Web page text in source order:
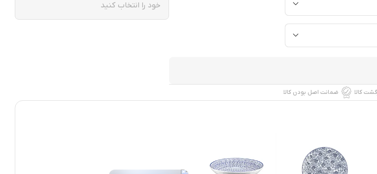
ضمانت اصل بودن کالا
خود را انتخاب کنید